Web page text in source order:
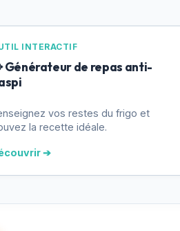
INTERACTIF
Générateur de repas anti-
vos restes du frigo et
la recette idéale.
➔